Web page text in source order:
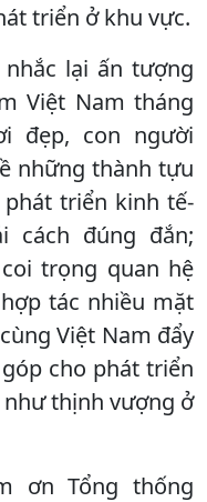
triển ở khu vực.
nhắc lại ấn tượng
Việt Nam tháng
đẹp, con người
những thành tựu
triển kinh tế-
cách đúng đắn;
trọng quan hệ
tác nhiều mặt
Việt Nam đẩy
cho phát triển
thịnh vượng ở
ơn Tổng thống